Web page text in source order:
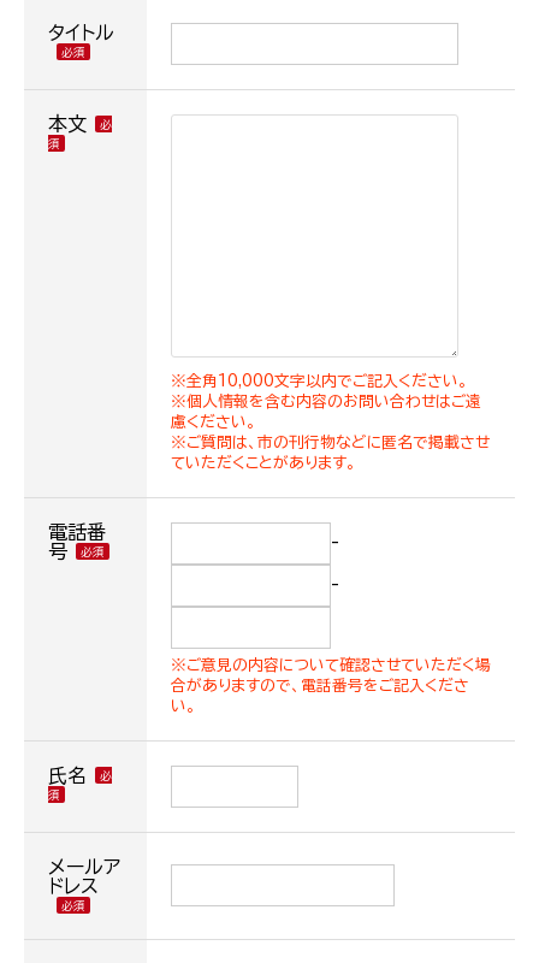
タイトル
本文
※全角10,000文字以内でご記入ください。
※個人情報を含む内容のお問い合わせはご遠
慮ください。
※ご質問は、市の刊行物などに匿名で掲載させ
ていただくことがあります。
電話番
号
-
-
※ご意見の内容について確認させていただく場
合がありますので、電話番号をご記入くださ
い。
氏名
メールア
ドレス